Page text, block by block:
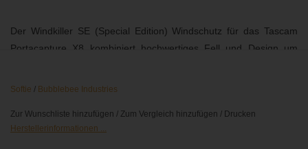
Der Windkiller SE (Special Edition) Windschutz für das Tascam
Portacapture X8 kombiniert hochwertiges Fell und Design um
Die Kombination aus bewährtem Bubblebee Kunstfell und
Softie / Bubblebee Industries
Zur Wunschliste hinzufügen / Zum Vergleich hinzufügen / Drucken
Herstellerinformationen ...